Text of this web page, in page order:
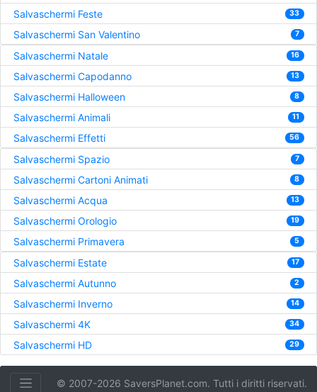
Salvaschermi Feste 33
Salvaschermi San Valentino 7
Salvaschermi Natale 16
Salvaschermi Capodanno 13
Salvaschermi Halloween 8
Salvaschermi Animali 11
Salvaschermi Effetti 56
Salvaschermi Spazio 7
Salvaschermi Cartoni Animati 8
Salvaschermi Acqua 13
Salvaschermi Orologio 19
Salvaschermi Primavera 5
Salvaschermi Estate 17
Salvaschermi Autunno 2
Salvaschermi Inverno 14
Salvaschermi 4K 34
Salvaschermi HD 29
© 2007-2026 SaversPlanet.com. Tutti i diritti riservati.